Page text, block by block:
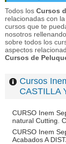
Todos los Cursos
relacionadas con la
cursos que te
nosotros
sobre todos los
aspectos
Cursos de
Cursos
CASTILLA
CURSO Inem
natural Cutting.
CURSO Inem
Acabados A